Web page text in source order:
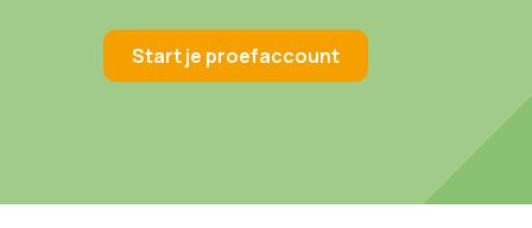
Start je proefaccount